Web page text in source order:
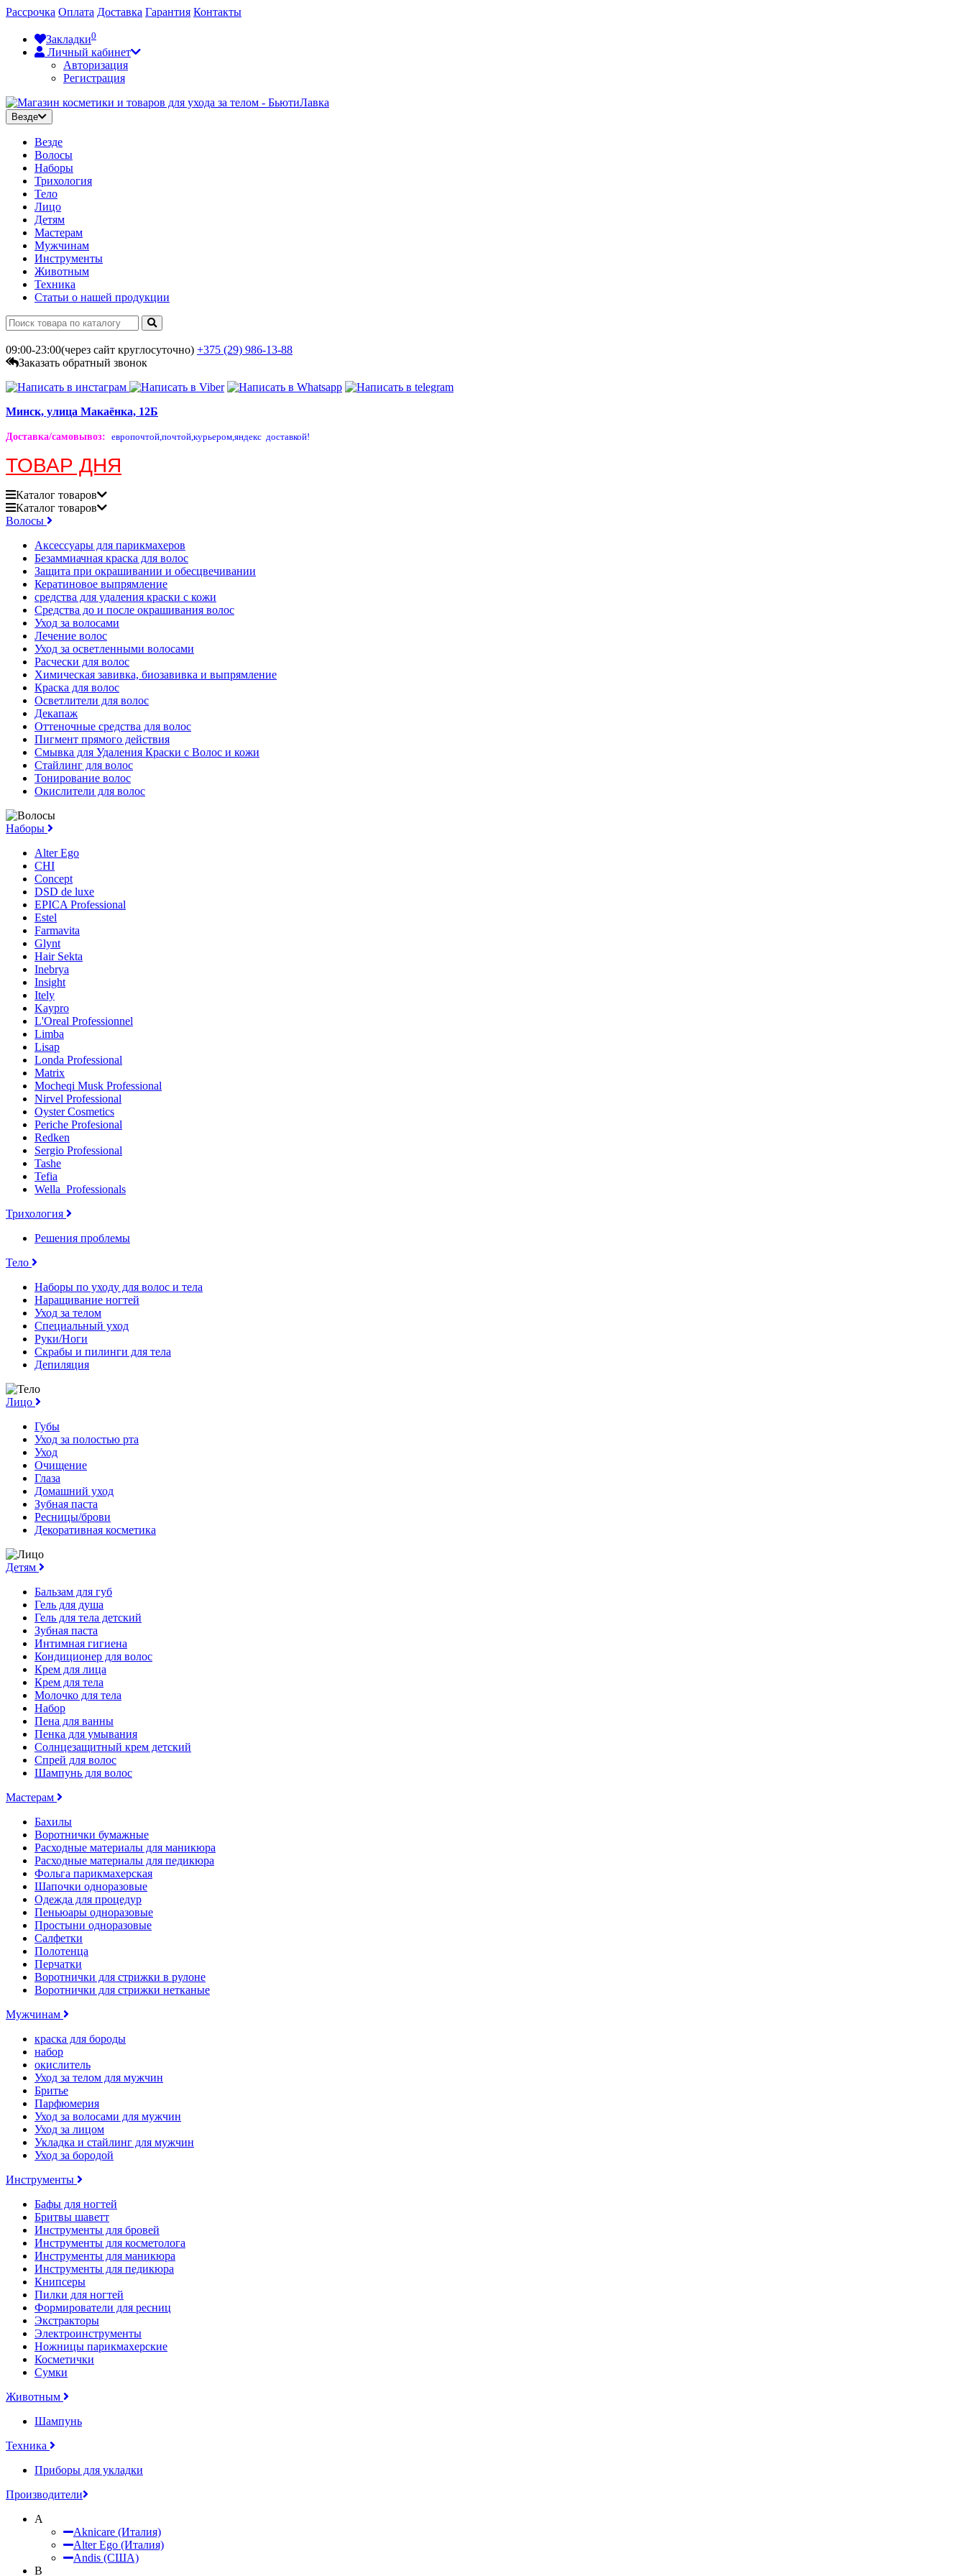
Рассрочка Оплата Доставка Гарантия Контакты
Закладки0
Личный кабинет
Авторизация
Регистрация
Везде
Везде
Волосы
Наборы
Трихология
Тело
Лицо
Детям
Мастерам
Мужчинам
Инструменты
Животным
Техника
Статьи о нашей продукции
09:00-23:00(через сайт круглосуточно) +375 (29) 986-13-88
Заказать обратный звонок
Минск, улица Макаёнка, 12Б
Доставка/самовывоз: европочтой,почтой,курьером,яндекс доставкой!
ТОВАР ДНЯ
Каталог товаров
Каталог товаров
Волосы
Аксессуары для парикмахеров
Безаммиачная краска для волос
Защита при окрашивании и обесцвечивании
Кератиновое выпрямление
средства для удаления краски с кожи
Средства до и после окрашивания волос
Уход за волосами
Лечение волос
Уход за осветленными волосами
Расчески для волос
Химическая завивка, биозавивка и выпрямление
Краска для волос
Осветлители для волос
Декапаж
Оттеночные средства для волос
Пигмент прямого действия
Смывка для Удаления Краски с Волос и кожи
Стайлинг для волос
Тонирование волос
Окислители для волос
Наборы
Alter Ego
CHI
Concept
DSD de luxe
EPICA Professional
Estel
Farmavita
Glynt
Hair Sekta
Inebrya
Insight
Itely
Kaypro
L'Oreal Professionnel
Limba
Lisap
Londa Professional
Matrix
Mocheqi Musk Professional
Nirvel Professional
Oyster Cosmetics
Periche Profesional
Redken
Sergio Professional
Tashe
Tefia
Wella_Professionals
Трихология
Решения проблемы
Тело
Наборы по уходу для волос и тела
Наращивание ногтей
Уход за телом
Специальный уход
Руки/Ноги
Скрабы и пилинги для тела
Депиляция
Лицо
Губы
Уход за полостью рта
Уход
Очищение
Глаза
Домашний уход
Зубная паста
Ресницы/брови
Декоративная косметика
Детям
Бальзам для губ
Гель для душа
Гель для тела детский
Зубная паста
Интимная гигиена
Кондиционер для волос
Крем для лица
Крем для тела
Молочко для тела
Набор
Пена для ванны
Пенка для умывания
Солнцезащитный крем детский
Спрей для волос
Шампунь для волос
Мастерам
Бахилы
Воротнички бумажные
Расходные материалы для маникюра
Расходные материалы для педикюра
Фольга парикмахерская
Шапочки одноразовые
Одежда для процедур
Пеньюары одноразовые
Простыни одноразовые
Салфетки
Полотенца
Перчатки
Воротнички для стрижки в рулоне
Воротнички для стрижки нетканые
Мужчинам
краска для бороды
набор
окислитель
Уход за телом для мужчин
Бритье
Парфюмерия
Уход за волосами для мужчин
Уход за лицом
Укладка и стайлинг для мужчин
Уход за бородой
Инструменты
Бафы для ногтей
Бритвы шаветт
Инструменты для бровей
Инструменты для косметолога
Инструменты для маникюра
Инструменты для педикюра
Книпсеры
Пилки для ногтей
Формирователи для ресниц
Экстракторы
Электроинструменты
Ножницы парикмахерские
Косметички
Сумки
Животным
Шампунь
Техника
Приборы для укладки
Производители
A
Aknicare (Италия)
Alter Ego (Италия)
Andis (США)
B